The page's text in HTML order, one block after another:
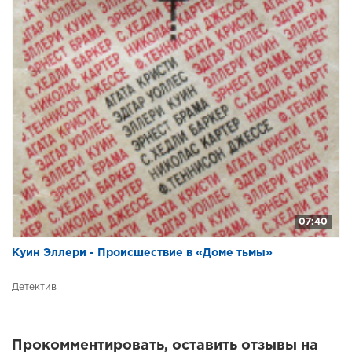
07:40
Куин Эллери - Происшествие в «Доме тьмы»
Детектив
Прокомментировать, оставить отзывы на